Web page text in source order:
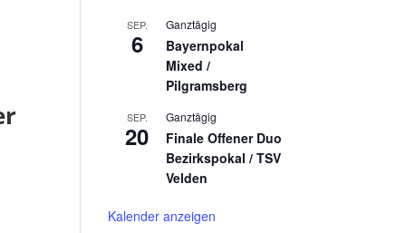
SEP.
6
Ganztägig
Bayernpokal
Mixed /
Pilgramsberg
SEP.
20
Ganztägig
Finale Offener Duo
Bezirkspokal / TSV
Velden
Kalender anzeigen